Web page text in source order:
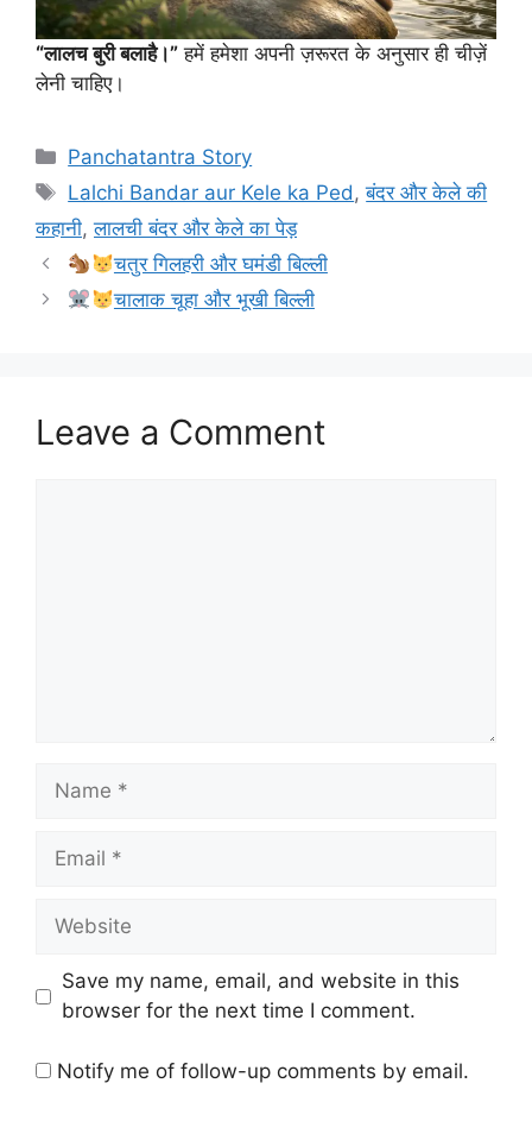
“लालच बुरी बलाहै।” हमें हमेशा अपनी ज़रूरत के अनुसार ही चीज़ें
लेनी चाहिए।
Categories
Panchatantra Story
Tags
Lalchi Bandar aur Kele ka Ped,बंदर और केले की
कहानी,लालची बंदर और केले का पेड़
चतुर गिलहरी और घमंडी बिल्ली
चालाक चूहा और भूखी बिल्ली
Leave a Comment
Name
Email
Website
Save my name, email, and website in this
browser for the next time I comment.
Notify me of follow-up comments by email.